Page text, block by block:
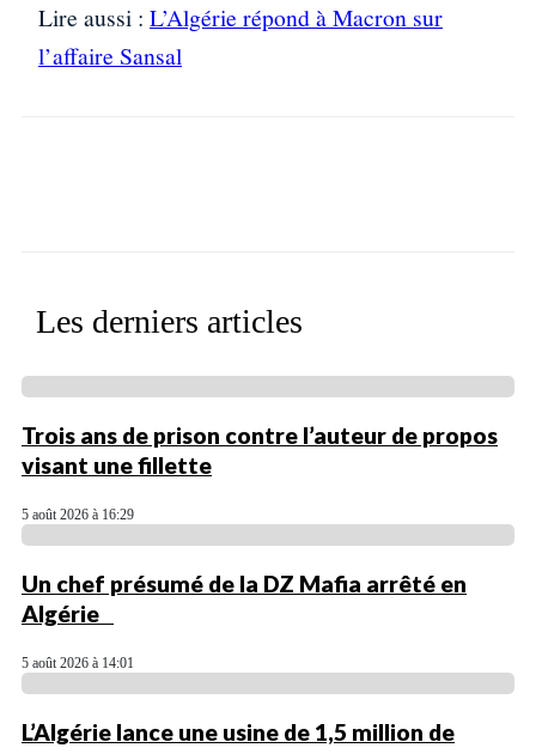
Lire aussi : L’Algérie répond à Macron sur
l’affaire Sansal
Les derniers articles
Trois ans de prison contre l’auteur de propos
visant une fillette
5 août 2026 à 16:29
Un chef présumé de la DZ Mafia arrêté en
Algérie
5 août 2026 à 14:01
L’Algérie lance une usine de 1,5 million de